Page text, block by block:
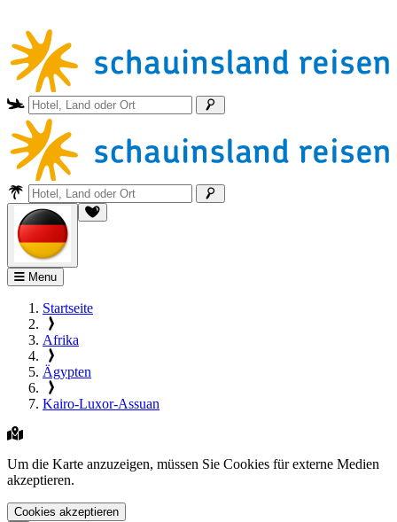
Menu
Startseite
Afrika
Ägypten
Kairo-Luxor-Assuan
Um die Karte anzuzeigen, müssen Sie Cookies für externe Medien
akzeptieren.
Cookies akzeptieren